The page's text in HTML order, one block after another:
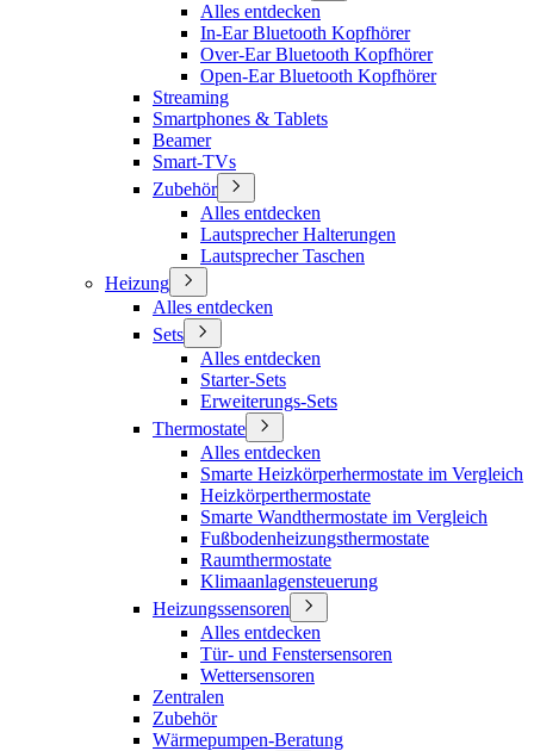
Alles entdecken
In-Ear Bluetooth Kopfhörer
Over-Ear Bluetooth Kopfhörer
Open-Ear Bluetooth Kopfhörer
Streaming
Smartphones & Tablets
Beamer
Smart-TVs
Zubehör
Alles entdecken
Lautsprecher Halterungen
Lautsprecher Taschen
Heizung
Alles entdecken
Sets
Alles entdecken
Starter-Sets
Erweiterungs-Sets
Thermostate
Alles entdecken
Smarte Heizkörperhermostate im Vergleich
Heizkörperthermostate
Smarte Wandthermostate im Vergleich
Fußbodenheizungsthermostate
Raumthermostate
Klimaanlagensteuerung
Heizungssensoren
Alles entdecken
Tür- und Fenstersensoren
Wettersensoren
Zentralen
Zubehör
Wärmepumpen-Beratung